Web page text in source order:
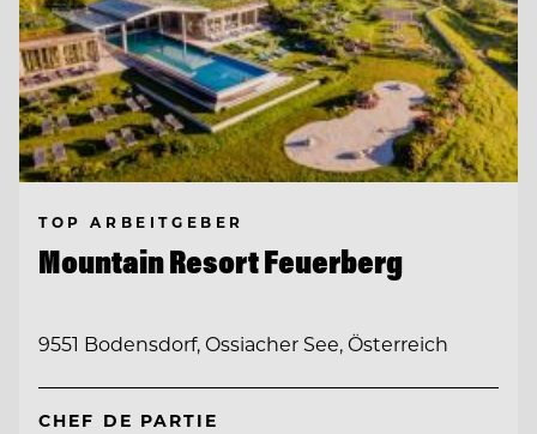
TOP ARBEITGEBER
Mountain Resort Feuerberg
9551 Bodensdorf, Ossiacher See, Österreich
CHEF DE PARTIE